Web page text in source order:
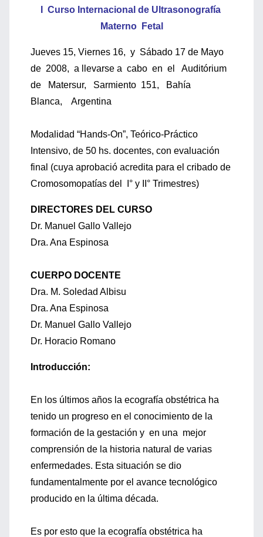
I Curso Internacional de Ultrasonografía
Materno Fetal
Jueves 15, Viernes 16, y Sábado 17 de Mayo
de 2008, a llevarse a cabo en el Auditórium
de Matersur, Sarmiento 151, Bahía
Blanca, Argentina
Modalidad “Hands-On”, Teórico-Práctico
Intensivo, de 50 hs. docentes, con evaluación
final (cuya aprobació acredita para el cribado de
Cromosomopatías del I° y II° Trimestres)
DIRECTORES DEL CURSO
Dr. Manuel Gallo Vallejo
Dra. Ana Espinosa
CUERPO DOCENTE
Dra. M. Soledad Albisu
Dra. Ana Espinosa
Dr. Manuel Gallo Vallejo
Dr. Horacio Romano
Introducción:
En los últimos años la ecografía obstétrica ha
tenido un progreso en el conocimiento de la
formación de la gestación y en una mejor
comprensión de la historia natural de varias
enfermedades. Esta situación se dio
fundamentalmente por el avance tecnológico
producido en la última década.
Es por esto que la ecografía obstétrica ha